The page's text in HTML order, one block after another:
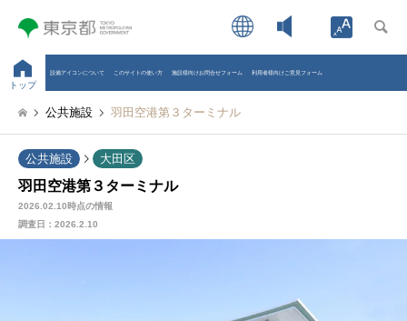
Open
トップ
設備アイコンについて このサイトの使い方 施設様向けお問合せフォーム 利用者様向けご意見フォーム
公共施設 羽田空港第３ターミナル
公共施設 大田区
羽田空港第３ターミナル
2026.02.10時点の情報
調査日： 2026.2.10